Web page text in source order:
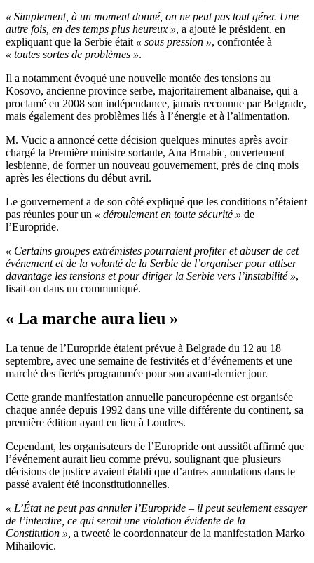
« Simplement, à un moment donné, on ne peut pas tout gérer. Une
autre fois, en des temps plus heureux », a ajouté le président, en
expliquant que la Serbie était « sous pression », confrontée à
« toutes sortes de problèmes ».
Il a notamment évoqué une nouvelle montée des tensions au
Kosovo, ancienne province serbe, majoritairement albanaise, qui a
proclamé en 2008 son indépendance, jamais reconnue par Belgrade,
mais également des problèmes liés à l’énergie et à l’alimentation.
M. Vucic a annoncé cette décision quelques minutes après avoir
chargé la Première ministre sortante, Ana Brnabic, ouvertement
lesbienne, de former un nouveau gouvernement, près de cinq mois
après les élections du début avril.
Le gouvernement a de son côté expliqué que les conditions n’étaient
pas réunies pour un « déroulement en toute sécurité » de
l’Europride.
« Certains groupes extrémistes pourraient profiter et abuser de cet
événement et de la volonté de la Serbie de l’organiser pour attiser
davantage les tensions et pour diriger la Serbie vers l’instabilité »,
lisait-on dans un communiqué.
« La marche aura lieu »
La tenue de l’Europride étaient prévue à Belgrade du 12 au 18
septembre, avec une semaine de festivités et d’événements et une
marché des fiertés programmée pour son avant-dernier jour.
Cette grande manifestation annuelle paneuropéenne est organisée
chaque année depuis 1992 dans une ville différente du continent, sa
première édition ayant eu lieu à Londres.
Cependant, les organisateurs de l’Europride ont aussitôt affirmé que
l’événement aurait lieu comme prévu, soulignant que plusieurs
décisions de justice avaient établi que d’autres annulations dans le
passé avaient été inconstitutionnelles.
« L’État ne peut pas annuler l’Europride – il peut seulement essayer
de l’interdire, ce qui serait une violation évidente de la
Constitution », a tweeté le coordonnateur de la manifestation Marko
Mihailovic.